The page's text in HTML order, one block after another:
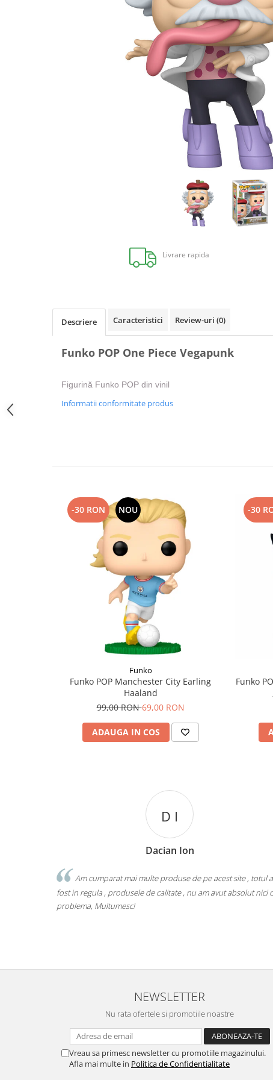
Livrare rapida
Descriere Caracteristici Review-uri (0)
Funko POP One Piece Vegapunk
Figurină Funko POP din vinil
Informatii conformitate produs
-30 RON NOU
Funko
Funko POP Manchester City Earling
Haaland
99,00 RON69,00 RON
ADAUGA IN COS
-30
Funko
D I
Dacian Ion
Am cumparat mai multe produse de pe acest site , totul a
fost in regula , produsele de calitate , nu am avut absolut nici
problema, Multumesc!
NEWSLETTER
Nu rata ofertele si promotiile noastre
Vreau sa primesc newsletter cu promotiile magazinului.
Afla mai multe in Politica de Confidentialitate